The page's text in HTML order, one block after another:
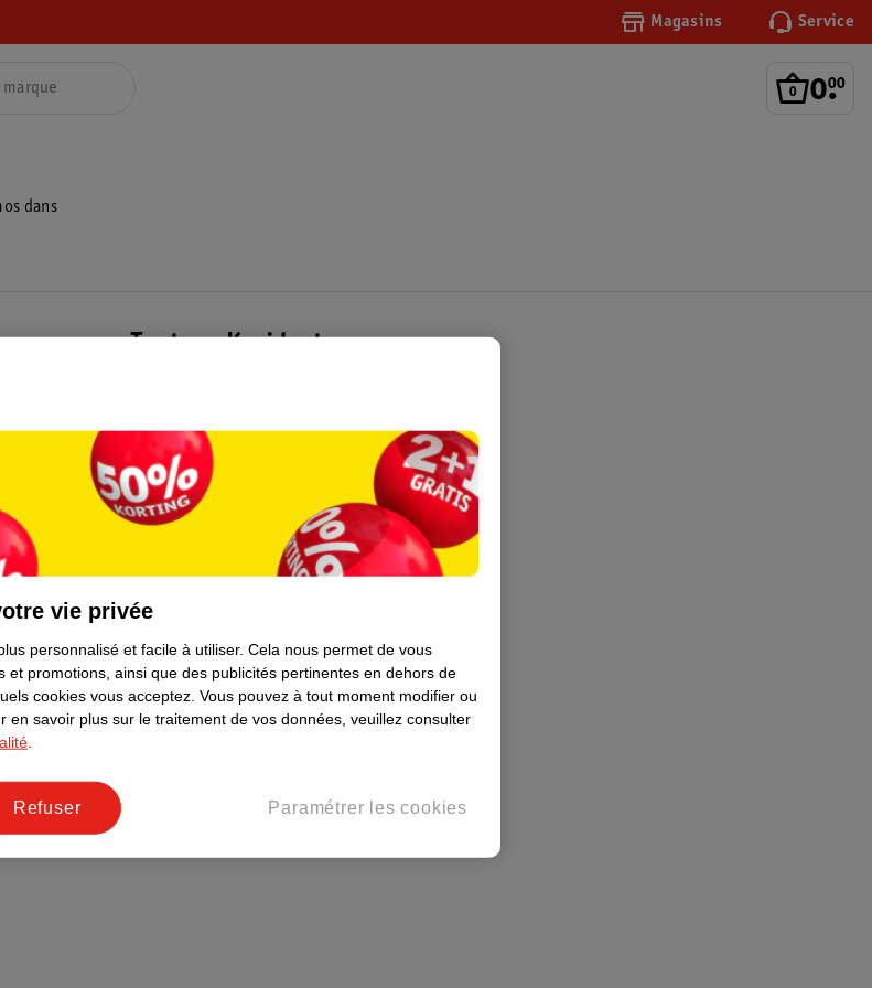
Magasins Service
0.
00
dans
Tout sur Kruidvat
Formule commerciale
Coordonnées de l’entreprise
Plus durable
vie privée
personnalisé et facile à utiliser. Cela nous permet de vous
et promotions, ainsi que des publicités pertinentes en dehors de
cookies vous acceptez. Vous pouvez à tout moment modifier ou
en savoir plus sur le traitement de vos données, veuillez consulter
Paramétrer les cookies
Refuser